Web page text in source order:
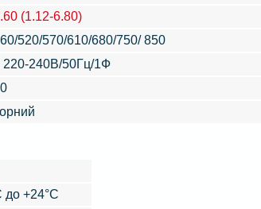
(1.12-6.80)
520/570/610/680/750/ 850
220-240В/50Гц/1Ф
до +24°С